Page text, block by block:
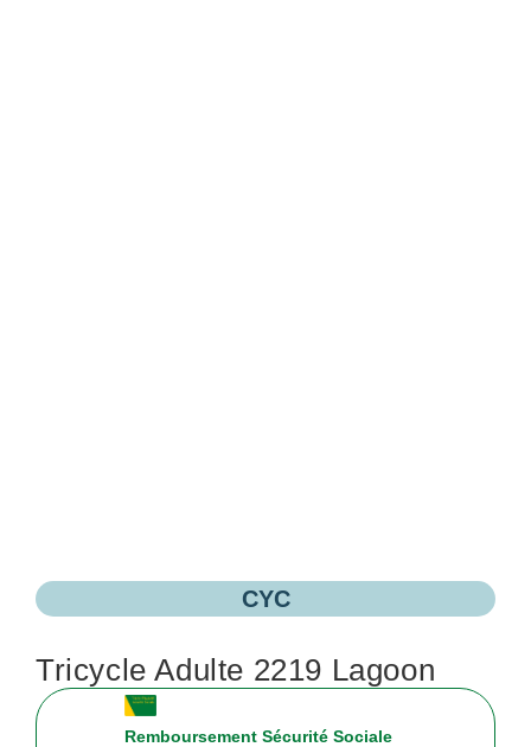
Tricycle Adulte 2219 Lagoon
CYC
Remboursement Sécurité Sociale